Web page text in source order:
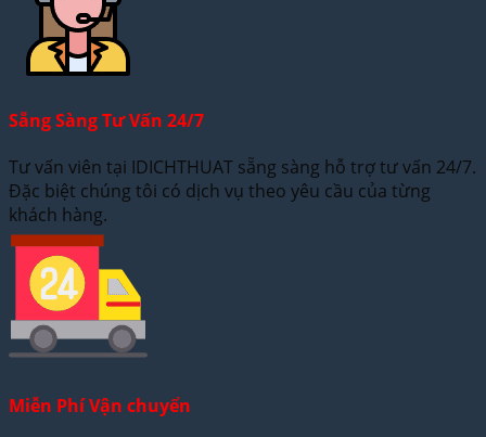
Sẵng Sàng Tư Vấn 24/7
Tư vấn viên tại IDICHTHUAT sẵng sàng hỗ trợ tư vấn 24/7.
Đặc biệt chúng tôi có dịch vụ theo yêu cầu của từng
khách hàng.
Miễn Phí Vận chuyển